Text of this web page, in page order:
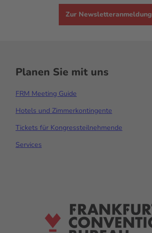
Zur Newsletteranmeldung
Planen Sie mit uns
FRM Meeting Guide
Hotels und Zimmerkontingente
Tickets für Kongressteilnehmende
Services